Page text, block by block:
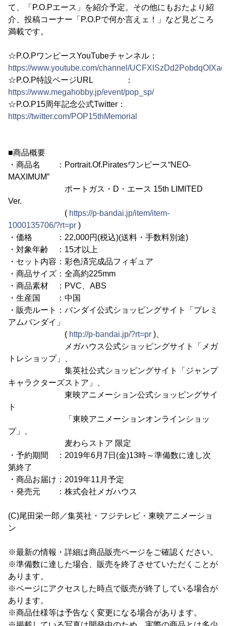
て、「P.O.Pエース」を紹介予定。その他にもおたより紹
介、投稿コーナー「P.O.Pで何か言えェ！」など見どころ
満載です。
☆P.O.PワンピースYouTubeチャンネル：
https://www.youtube.com/channel/
☆P.O.P特設ページURL ：
https://www.megahobby.jp/event/pop_sp/
☆P.O.P15周年記念公式Twitter：
https://twitter.com/POP15thMemorial
■商品概要
・商品名 ：Portrait.Of.Piratesワンピース“NEO-
MAXIMUM”
ポートガス・D・エース 15th LIMITED
Ver.
( https://p-bandai.jp/item/item-
1000135706/?rt=pr )
・価格 ：22,000円(税込)(送料・手数料別途)
・対象年齢 ：15才以上
・セット内容：彩色済完成品フィギュア
・商品サイズ：全高約225mm
・商品素材 ：PVC、ABS
・生産国 ：中国
・販売ルート：バンダイ公式ショッピングサイト「プレミ
アムバンダイ」
( http://p-bandai.jp/?rt=pr )、
メガハウス公式ショッピングサイト「メガ
トレショップ」、
集英社公式ショッピングサイト「ジャンプ
キャラクターズストア」、
東映アニメーション公式ショッピングサイ
ト
「東映アニメーションオンラインショッ
プ」、
麦わらストア 限定
・予約期間 ：2019年6月7日(金)13時～準備数に達し次
第終了
・商品お届け：2019年11月予定
・発売元 ：株式会社メガハウス
(C)尾田栄一郎／集英社・フジテレビ・東映アニメーショ
ン
※最新の情報・詳細は商品販売ページをご確認ください。
※準備数に達した場合、販売を終了させていただくことが
あります。
※ページにアクセスした時点で販売が終了している場合が
あります。
※商品仕様等は予告なく変更になる場合があります。